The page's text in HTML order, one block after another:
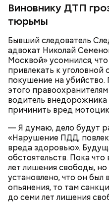
Виновнику ДТП
тюрьмы
Бывший следователь
адвокат Николай
Москвой» усомнился,
привлекать к уголовной
покушение на
этого
водитель
причинить вред
— Я думаю, дело будут
«Нарушение ПДД,
вреда здоровью».
обстоятельств. Пока
лет лишения свободы,
установлено, что он был
опьянения, то там
до семи лет лишения
Реакция Гасанова
Play
Тогда медики не смогли
причину смерти
родителей погибшего
доказать его
удалось. Когда же
заявил, что ничего не
что яд могли добавить в
недоброжелатели.
приторного вкуса. Тогда
женщину выпить
добавив туда яд.
не планировал убивать
женщина загремела в
возможность украсть из
украшения.
смерти пенсионерки
рублей.